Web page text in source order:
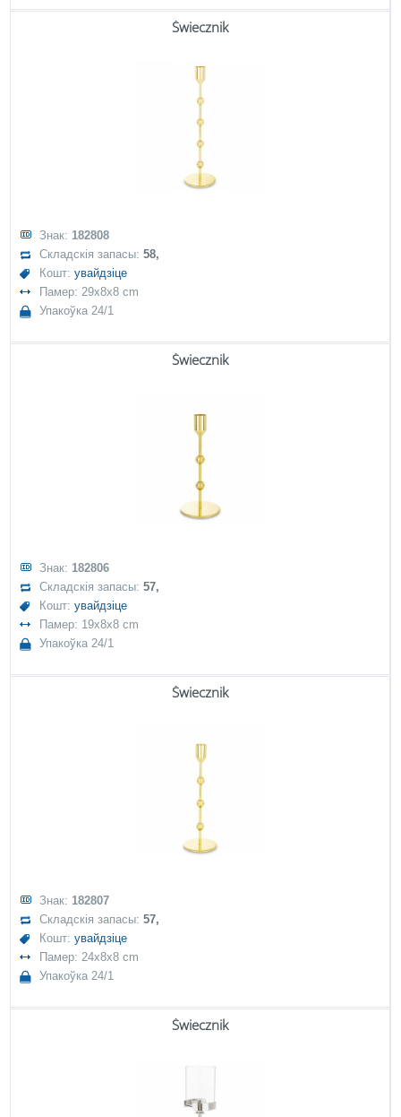
Świecznik
Знак: 182808
Складскія запасы:58,
Кошт:увайдзіце
Памер: 29x8x8 cm
Упакоўка 24/1
Świecznik
Знак: 182806
Складскія запасы:57,
Кошт:увайдзіце
Памер: 19x8x8 cm
Упакоўка 24/1
Świecznik
Знак: 182807
Складскія запасы:57,
Кошт:увайдзіце
Памер: 24x8x8 cm
Упакоўка 24/1
Świecznik